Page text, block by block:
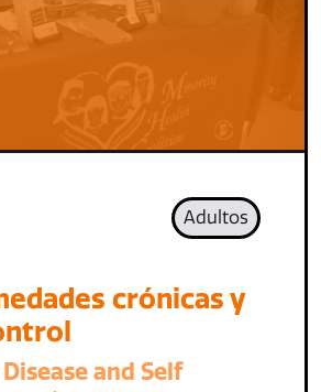
Adultos
crónicas y
and Self